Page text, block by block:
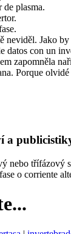
de plasma.
neviděl. Jako
datos con un
zapomněla
Porque
a
nebo třífázový
o corriente